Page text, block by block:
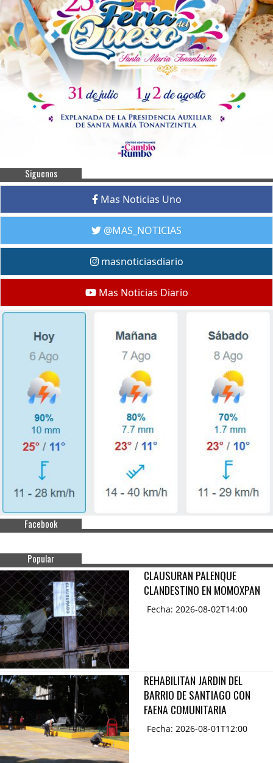
Siguenos
Mas Noticias Uno
@MAS_NOTICIAS
masnoticiasdiario
Mas Noticias Diario
Facebook
Popular
CLAUSURAN PALENQUE
CLANDESTINO EN MOMOXPAN
Fecha: 2026-08-02T14:00
REHABILITAN JARDIN DEL
BARRIO DE SANTIAGO CON
FAENA COMUNITARIA
Fecha: 2026-08-01T12:00